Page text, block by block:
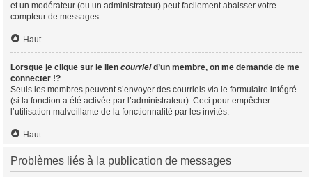
et un modérateur (ou un administrateur) peut facilement abaisser votre
compteur de messages.
Haut
Lorsque je clique sur le lien courrield’un membre, on me demande de me
connecter !?
Seuls les membres peuvent s’envoyer des courriels via le formulaire intégré
(si la fonction a été activée par l’administrateur). Ceci pour empêcher
l’utilisation malveillante de la fonctionnalité par les invités.
Haut
Problèmes liés à la publication de messages